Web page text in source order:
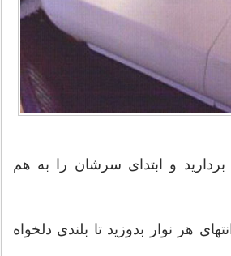
و ابتدای سرشان را به هم
هر نوار بدوزید تا بلندی دلخواه